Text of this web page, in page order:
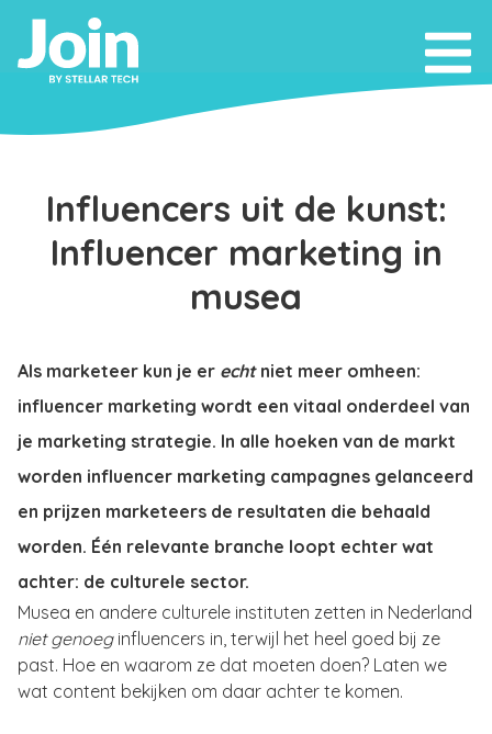
Influencers uit de kunst:
Influencer marketing in
musea
Als marketeer kun je er echtniet meer omheen:
influencer marketing wordt een vitaal onderdeel van
je marketing strategie. In alle hoeken van de markt
worden influencer marketing campagnes gelanceerd
en prijzen marketeers de resultaten die behaald
worden. Één relevante branche loopt echter wat
achter: de culturele sector.
Musea en andere culturele instituten zetten in Nederland
niet genoeginfluencers in, terwijl het heel goed bij ze
past. Hoe en waarom ze dat moeten doen? Laten we
wat content bekijken om daar achter te komen.